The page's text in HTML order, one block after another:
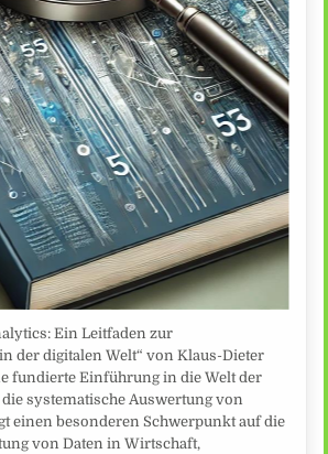
Ein Leitfaden zur
der digitalen Welt“ von Klaus-Dieter
fundierte Einführung in die Welt der
systematische Auswertung von
einen besonderen Schwerpunkt auf die
von Daten in Wirtschaft,